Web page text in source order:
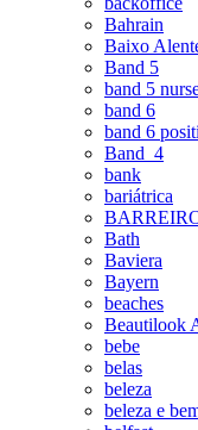
Bahrain
Baixo
Band 5
band 5
band 6
band 6
Band_4
bank
bariátrica
Bath
Baviera
Bayern
beaches
Beautilook
bebe
belas
beleza
beleza e